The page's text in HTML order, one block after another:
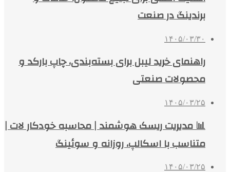
برندینگ در صنعت
۱۴۰۵/۰۳/۳۰
راهنمای خرید لیبل برای بسته‌بندی، چاپ بارکد و
محصولات صنعتی
۱۴۰۵/۰۳/۲۵
📊 مدیریت ریسک هوشمند | محاسبه خودکار لات |
متناسب با اسکالپ، روزانه و سوئینگ
۱۴۰۵/۰۳/۲۵